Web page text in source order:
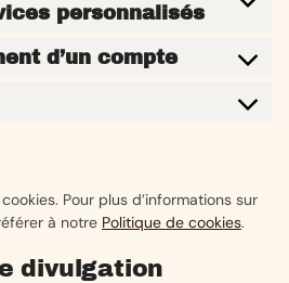
personnalisés
d’un compte
Pour plus d’informations sur
à notre Politique de cookies.
divulgation